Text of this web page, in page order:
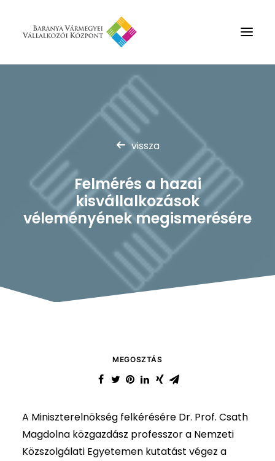
Rólunk
Szolgáltatások
Hírek
Partnerek
Kapcsolat
Keresés
vissza
Felmérés a hazai
kisvállalkozások
véleményének megismerésére
MEGOSZTÁS
A Miniszterelnökség felkérésére Dr. Prof. Csath
Magdolna közgazdász professzor a Nemzeti
Közszolgálati Egyetemen kutatást végez a